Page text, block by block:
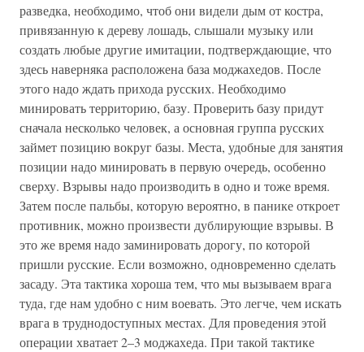
разведка, необходимо, чтоб они видели дым от костра,
привязанную к дереву лошадь, слышали музыку или
создать любые другие имитации, подтверждающие, что
здесь наверняка расположена база моджахедов. После
этого надо ждать прихода русских. Необходимо
минировать территорию, базу. Проверить базу придут
сначала несколько человек, а основная группа русских
займет позицию вокруг базы. Места, удобные для занятия
позиции надо минировать в первую очередь, особенно
сверху. Взрывы надо производить в одно и тоже время.
Затем после пальбы, которую вероятно, в панике откроет
противник, можно произвести дублирующие взрывы. В
это же время надо заминировать дорогу, по которой
пришли русские. Если возможно, одновременно сделать
засаду. Эта тактика хороша тем, что мы вызываем врага
туда, где нам удобно с ним воевать. Это легче, чем искать
врага в труднодоступных местах. Для проведения этой
операции хватает 2–3 моджахеда. При такой тактике